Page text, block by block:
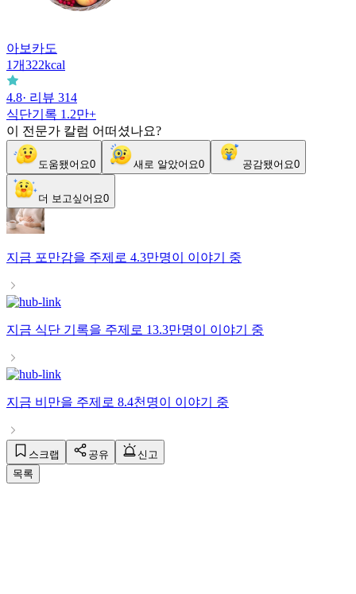
아보카도
1개322kcal
4.8· 리뷰 314
식단기록 1.2만+
이 전문가 칼럼 어떠셨나요?
도움됐어요0 새로 알았어요0 공감됐어요0
더 보고싶어요0
지금 포만감을 주제로 4.3만명이 이야기 중
지금 식단 기록을 주제로 13.3만명이 이야기 중
지금 비만을 주제로 8.4천명이 이야기 중
스크랩 공유
신고
목록